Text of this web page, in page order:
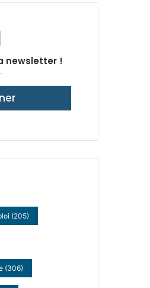
newsletter !
(205)
(306)